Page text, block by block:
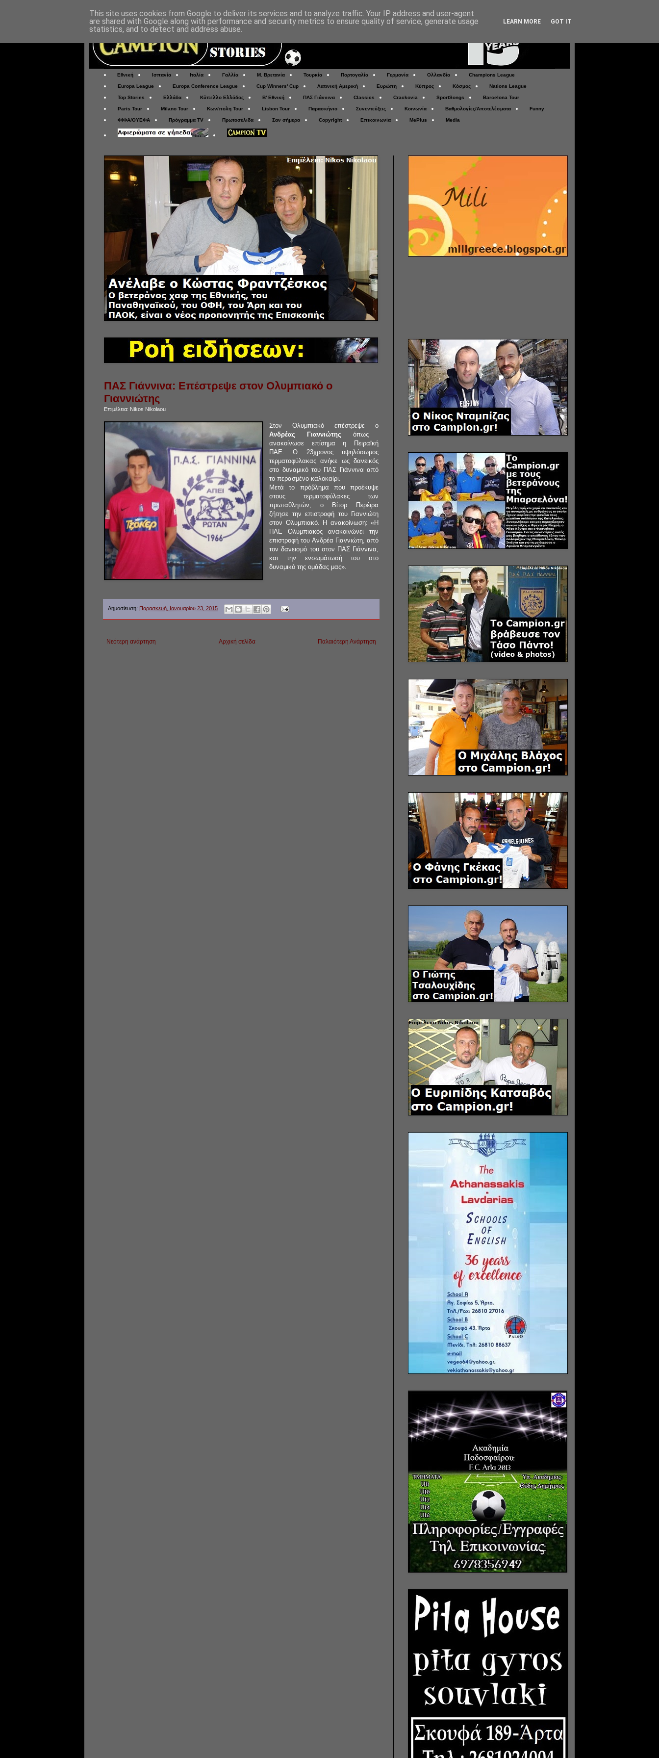
Εθνική Ισπανία Ιταλία Γαλλία Μ. Βρετανία Τουρκία Πορτογαλία Γερμανία Ολλανδία Champions League
Europa League Europa Conference League Cup Winners' Cup Λατινική Αμερική Ευρώπη Κύπρος Κόσμος Nations League
Top Stories Ελλάδα Κύπελλο Ελλάδος Β' Εθνική ΠΑΣ Γιάννινα Classics Crackovia SportSongs Barcelona Tour
Paris Tour Milano Tour Κων/πολη Tour Lisbon Tour Παρασκήνιο Συνεντεύξεις Κοινωνία Βαθμολογίες/Αποτελέσματα Funny
ΦΙΦΑ/ΟΥΕΦΑ Πρόγραμμα TV Πρωτοσέλιδα Σαν σήμερα Copyright Επικοινωνία MePlus Media
ΠΑΣ Γιάννινα: Επέστρεψε στον Ολυμπιακό ο
Γιαννιώτης
Επιμέλεια: Nikos Nikolaou
Στον Ολυμπιακό επέστρεψε ο
Ανδρέας Γιαννιώτηςόπως
ανακοίνωσε επίσημα η Πειραϊκή
ΠΑΕ. Ο 23χρονος υψηλόσωμος
τερματοφύλακας ανήκε ως δανεικός
στο δυναμικό του ΠΑΣ Γιάννινα από
το περασμένο καλοκαίρι.
Μετά το πρόβλημα που προέκυψε
στους τερματοφύλακες των
πρωταθλητών, ο Βίτορ Περέιρα
ζήτησε την επιστροφή του Γιαννιώτη
στον Ολυμπιακό. Η ανακοίνωση: «Η
ΠΑΕ Ολυμπιακός ανακοινώνει την
επιστροφή του Ανδρέα Γιαννιώτη, από
τον δανεισμό του στον ΠΑΣ Γιάννινα,
και την ενσωμάτωσή του στο
δυναμικό της ομάδας μας».
Δημοσίευση: Παρασκευή, Ιανουαρίου 23, 2015
Νεότερη ανάρτηση Παλαιότερη Ανάρτηση
Αρχική σελίδα
This site uses cookies from Google to deliver its services and to analyze traffic. Your IP address and user-agent
are shared with Google along with performance and security metrics to ensure quality of service, generate usage
statistics, and to detect and address abuse.
LEARN MORE GOT IT